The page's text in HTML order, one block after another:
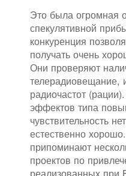
Это была огромная
спекулятивной
конкуренция
получать очень
Они проверяют
телерадиовещание,
радиочастот
эффектов типа
чувствительность
естественно
припоминают
проектов по
реализованных при